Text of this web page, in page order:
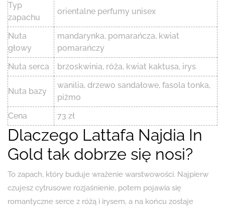
Typ
zapachu
orientalne perfumy unisex
Nuta
głowy
mandarynka, pomarańcza, kwiat
pomarańczy
Nuta serca
brzoskwinia, róża, kwiat kaktusa, irys
Nuta bazy
wanilia, drzewo sandałowe, fasola tonka,
piżmo
Cena
73 zł
Dlaczego Lattafa Najdia In
Gold tak dobrze się nosi?
To zapach, który buduje wrażenie warstwowości. Najpierw
czujesz cytrusowe rozjaśnienie, potem pojawia się
romantyczne serce z różą i irysem, a na końcu zostaje